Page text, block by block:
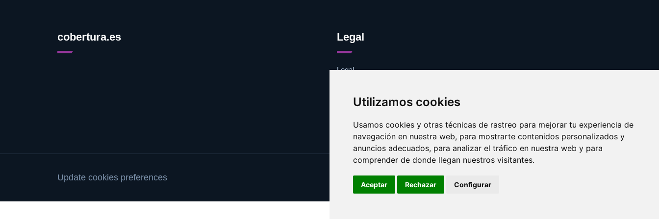
Utilizamos cookies
Usamos cookies y otras técnicas de rastreo para mejorar tu experiencia de
navegación en nuestra web, para mostrarte contenidos personalizados y
anuncios adecuados, para analizar el tráfico en nuestra web y para
comprender de donde llegan nuestros visitantes.
Aceptar Rechazar Configurar
cobertura.es Legal
Legal
Contacto
Update cookies preferences